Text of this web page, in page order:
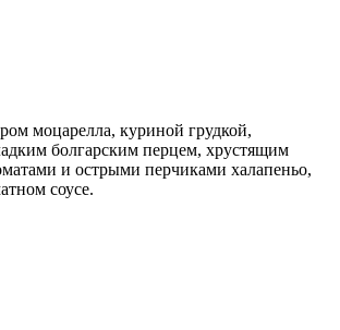
моцарелла, куриной грудкой,
болгарским перцем, хрустящим
и острыми перчиками халапеньо,
соусе.